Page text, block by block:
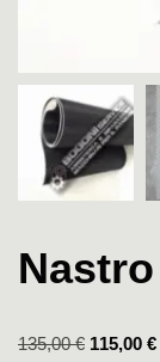
135,00€ 115,00 €